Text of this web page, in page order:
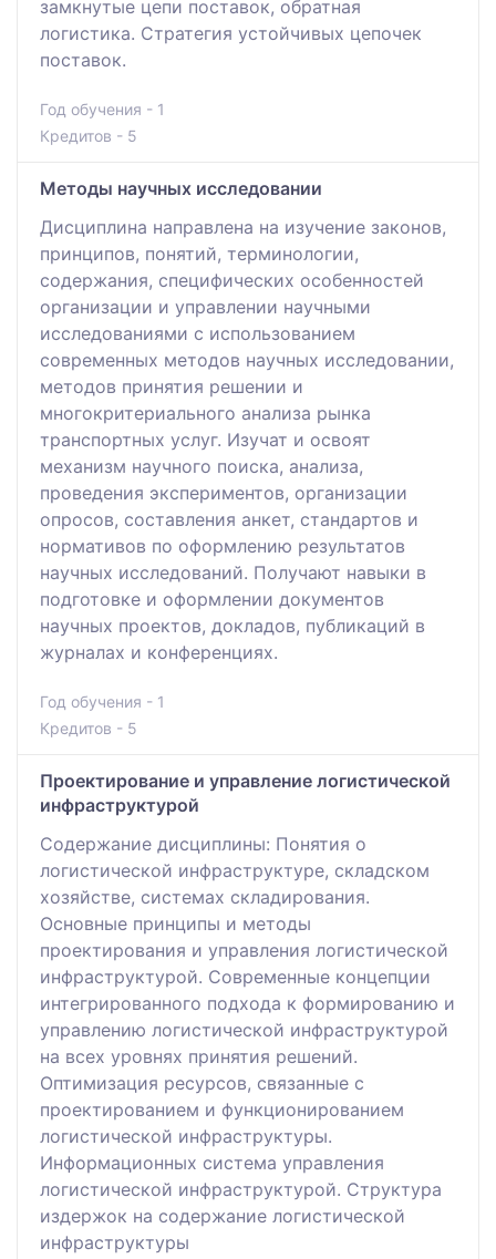
замкнутые цепи поставок, обратная
логистика. Стратегия устойчивых цепочек
поставок.
Год обучения - 1
Кредитов - 5
Методы научных исследовании
Дисциплина направлена на изучение законов,
принципов, понятий, терминологии,
содержания, специфических особенностей
организации и управлении научными
исследованиями с использованием
современных методов научных исследовании,
методов принятия решении и
многокритериального анализа рынка
транспортных услуг. Изучат и освоят
механизм научного поиска, анализа,
проведения экспериментов, организации
опросов, составления анкет, стандартов и
нормативов по оформлению результатов
научных исследований. Получают навыки в
подготовке и оформлении документов
научных проектов, докладов, публикаций в
журналах и конференциях.
Год обучения - 1
Кредитов - 5
Проектирование и управление логистической
инфраструктурой
Содержание диcциплины: Понятия о
логистической инфраструктуре, складском
хозяйстве, системах складирования.
Основные принципы и методы
проектирования и управления логистической
инфраструктурой. Современные концепции
интегрированного подхода к формированию и
управлению логистической инфраструктурой
на всех уровнях принятия решений.
Оптимизация ресурсов, связанные с
проектированием и функционированием
логистической инфраструктуры.
Информационных система управления
логистической инфраструктурой. Структура
издержок на содержание логистической
инфраструктуры